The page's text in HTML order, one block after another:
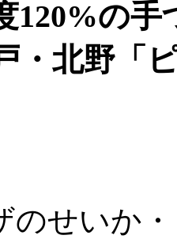
120%の
・北野「
のせいか